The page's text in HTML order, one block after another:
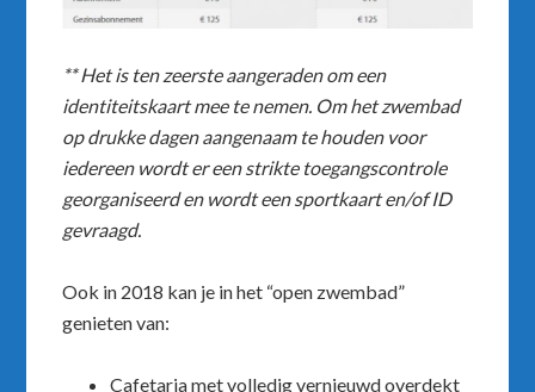
** Het is ten zeerste aangeraden om een
identiteitskaart mee te nemen. Om het zwembad
op drukke dagen aangenaam te houden voor
iedereen wordt er een strikte toegangscontrole
georganiseerd en wordt een sportkaart en/of ID
gevraagd.
Ook in 2018 kan je in het “open zwembad”
genieten van:
Cafetaria met volledig vernieuwd overdekt